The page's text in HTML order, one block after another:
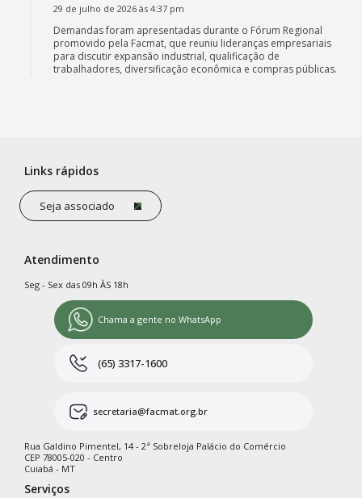
29 de julho de 2026 às 4:37 pm
Demandas foram apresentadas durante o Fórum Regional
promovido pela Facmat, que reuniu lideranças empresariais
para discutir expansão industrial, qualificação de
trabalhadores, diversificação econômica e compras públicas.
Links rápidos
Seja associado
Atendimento
Seg - Sex das 09h ÀS 18h
Chama a gente no WhatsApp
(65) 3317-1600
secretaria@facmat.org.br
Rua Galdino Pimentel, 14 - 2ª Sobreloja Palácio do Comércio
CEP 78005-020 - Centro
Cuiabá - MT
Serviços